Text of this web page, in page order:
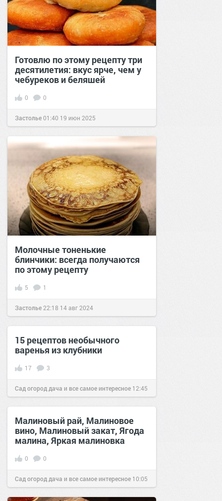
Готовлю по этому рецепту три
десятилетия: вкус ярче, чем у
чебуреков и беляшей
0 0
Застолье01:40 19 июн 2025
Молочные тоненькие
блинчики: всегда получаются
по этому рецепту
5 1
Застолье22:18 14 авг 2024
15 рецептов необычного
варенья из клубники
17 3
Сад огород дача и все самое интересное 12:45
10 июл 2016
Малиновый рай, Малиновое
вино, Малиновый закат, Ягода
малина, Яркая малиновка
0 0
Сад огород дача и все самое интересное 10:05
31 июл 2016